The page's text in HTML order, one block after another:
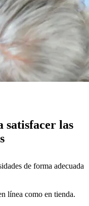
satisfacer las
de forma adecuada
línea como en tienda.